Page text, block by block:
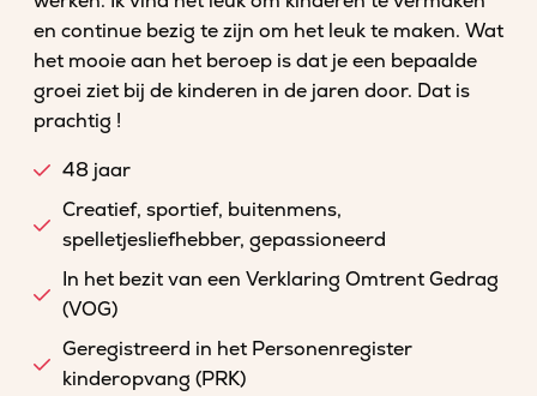
en continue bezig te zijn om het leuk te maken. Wat
het mooie aan het beroep is dat je een bepaalde
groei ziet bij de kinderen in de jaren door. Dat is
prachtig !
48 jaar
Creatief, sportief, buitenmens,
spelletjesliefhebber, gepassioneerd
In het bezit van een Verklaring Omtrent Gedrag
(VOG)
Geregistreerd in het Personenregister
kinderopvang (PRK)